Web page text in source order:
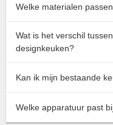
Welke materialen
Wat is het verschil
designkeuken?
Kan ik mijn bestaande
Welke apparatuur past